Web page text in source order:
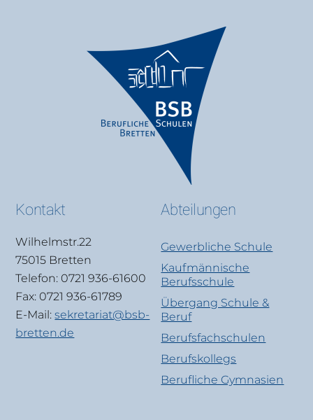
Kontakt
Wilhelmstr.22
75015 Bretten
Telefon: 0721 936-61600
Fax: 0721 936-61789
E-Mail: sekretariat@bsb-
bretten.de
Abteilungen
Gewerbliche Schule
Kaufmännische
Berufsschule
Übergang Schule &
Beruf
Berufsfachschulen
Berufskollegs
Berufliche Gymnasien